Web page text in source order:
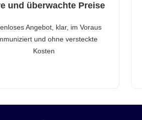
und überwachte Preise
Angebot, klar, im Voraus
und ohne versteckte
Kosten